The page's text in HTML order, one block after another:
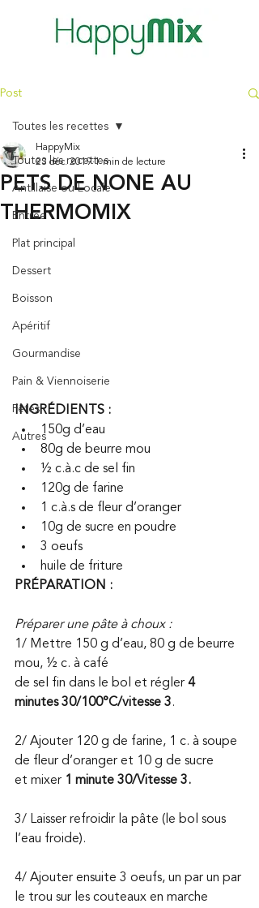
Post
Toutes les recettes
Antillaise ou Locale
Entrée
Plat principal
Dessert
Boisson
Apéritif
Gourmandise
Pain & Viennoiserie
Fêtes
Autres
Toutes les recettes
PETS DE NONE AU
THERMOMIX
HappyMix
23 déc. 2019 1 min de lecture
INGRÉDIENTS :
150g d’eau
80g de beurre mou
½ c.à.c de sel fin
120g de farine
1 c.à.s de fleur d’oranger
10g de sucre en poudre
3 oeufs
huile de friture
PRÉPARATION :
Préparer une pâte à choux :
1/ Mettre 150 g d’eau, 80 g de beurre
mou, 1⁄2 c. à café
de sel fin dans le bol et régler 4
minutes 30/100°C/vitesse 3.
2/ Ajouter 120 g de farine, 1 c. à soupe
de fleur d’oranger et 10 g de sucre
et mixer 1 minute 30/Vitesse 3.
3/ Laisser refroidir la pâte (le bol sous
l’eau froide).
4/ Ajouter ensuite 3 oeufs, un par un par
le trou sur les couteaux en marche